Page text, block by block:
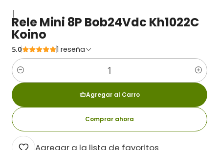
|
Rele Mini 8P Bob24Vdc Kh1022C
Koino
5.0 1 reseña
Cantidad
Agregar al Carro
Comprar ahora
Agregar a la lista de favoritos